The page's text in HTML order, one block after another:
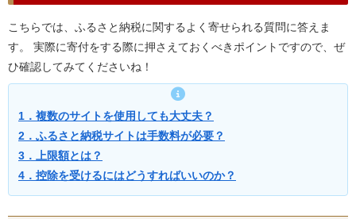
こちらでは、ふるさと納税に関するよく寄せられる質問に答えま
す。 実際に寄付をする際に押さえておくべきポイントですので、ぜ
ひ確認してみてくださいね！
1．複数のサイトを使用しても大丈夫？
2．ふるさと納税サイトは手数料が必要？
3．上限額とは？
4．控除を受けるにはどうすればいいのか？